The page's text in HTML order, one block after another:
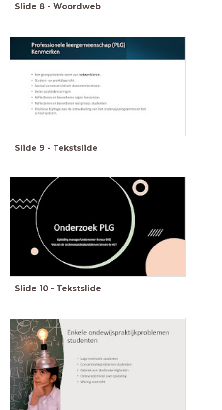
Slide 8 - Woordweb
Slide 9 - Tekstslide
Slide 10 - Tekstslide